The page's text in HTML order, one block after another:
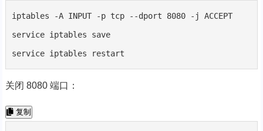
iptables -A INPUT -p tcp --dport 8080 -j ACCEPT
service iptables save
service iptables restart
关闭 8080 端口：
复制